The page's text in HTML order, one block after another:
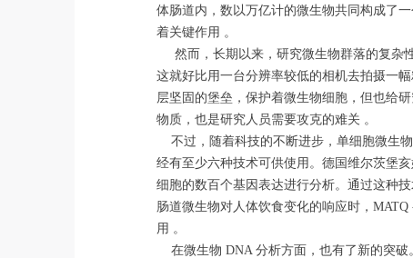
体肠道内，数以万亿计的微生物共同构成了
着关键作用 。
然而，长期以来，研究微生物群落的复杂
这就好比用一台分辨率较低的相机去拍摄一
层坚固的堡垒，保护着微生物细胞，但也给
物质，也是研究人员需要攻克的难关 。
不过，随着科技的不断进步，单细胞微生
经有至少六种技术可供使用。德国维尔茨堡
细胞的数百个基因表达进行分析。通过这种
肠道微生物对人体饮食变化的响应时，
用 。
在微生物 DNA 分析方面，也有了新的突破